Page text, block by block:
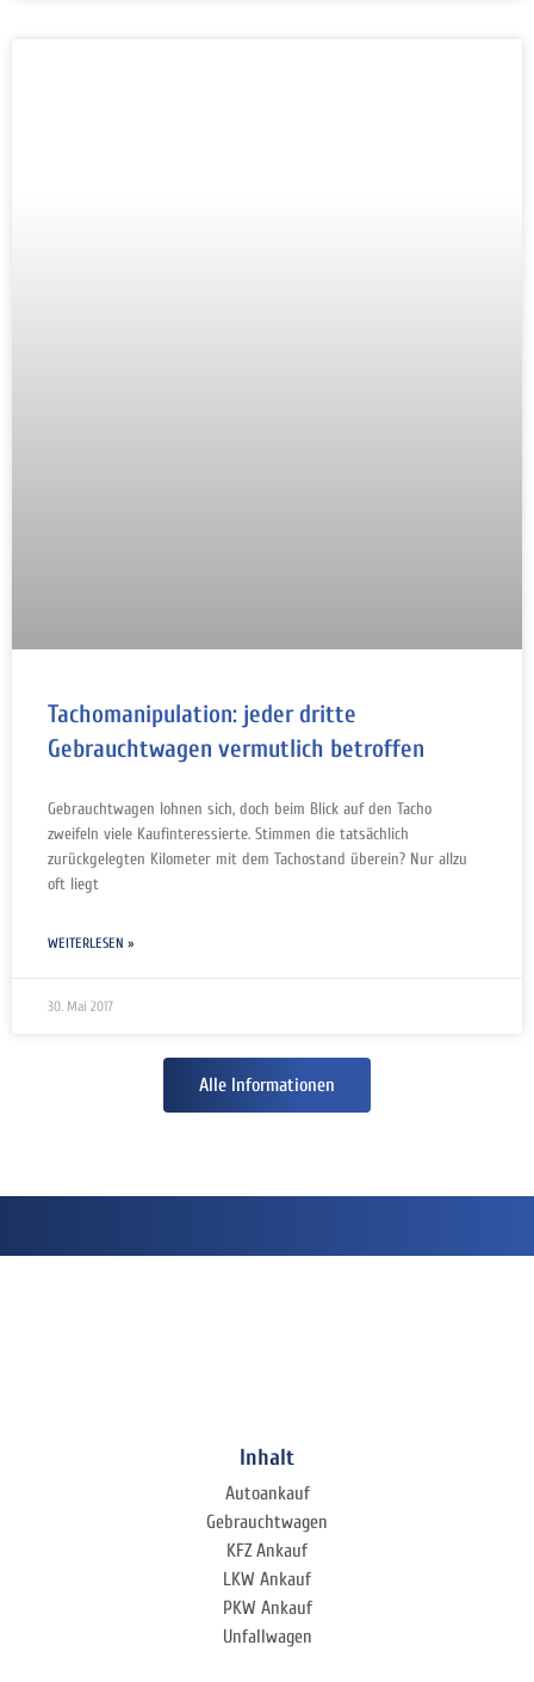
Tachomanipulation: jeder dritte
Gebrauchtwagen vermutlich betroffen
Gebrauchtwagen lohnen sich, doch beim Blick auf den Tacho
zweifeln viele Kaufinteressierte. Stimmen die tatsächlich
zurückgelegten Kilometer mit dem Tachostand überein? Nur allzu
oft liegt
WEITERLESEN »
30. Mai 2017
Alle Informationen
Inhalt
Autoankauf
Gebrauchtwagen
KFZ Ankauf
LKW Ankauf
PKW Ankauf
Unfallwagen